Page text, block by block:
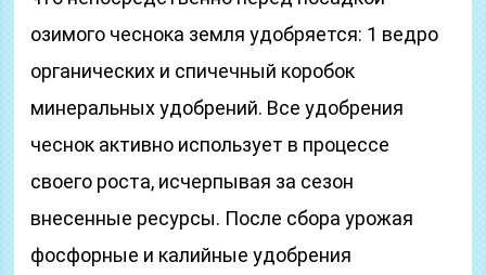
озимого чеснока земля удобряется: 1 ведро
органических и спичечный коробок
минеральных удобрений. Все удобрения
чеснок активно использует в процессе
своего роста, исчерпывая за сезон
внесенные ресурсы. После сбора урожая
фосфорные и калийные удобрения